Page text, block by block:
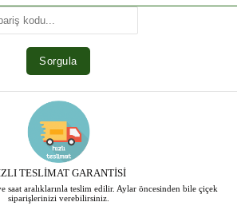
TESLİMAT GARANTİSİ
aralıklarınla teslim edilir. Aylar öncesinden bile çiçek
siparişlerinizi verebilirsiniz.